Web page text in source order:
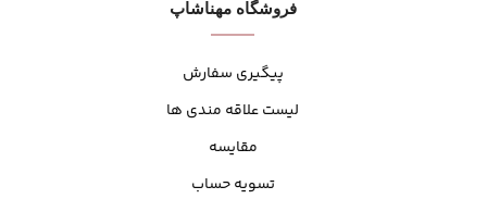
فروشگاه مهنا‌شاپ
پیگیری سفارش
لیست علاقه مندی ها
مقایسه
تسویه حساب